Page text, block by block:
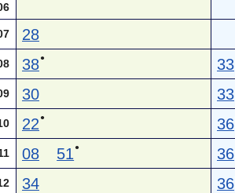
28
38● 33
30 33
22 ● 36
08 51 ● 36
34 36